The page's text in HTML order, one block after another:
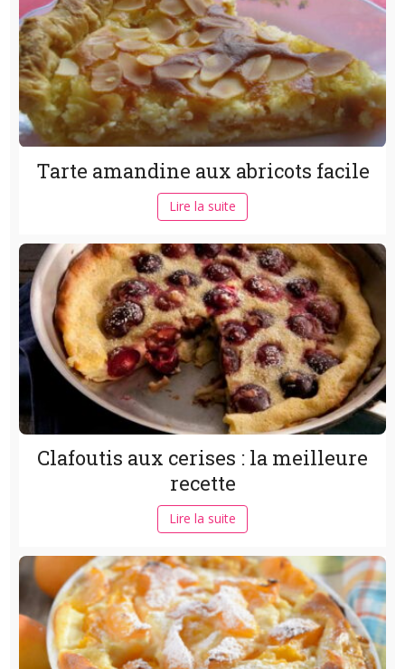
Tarte amandine aux abricots facile
Lire la suite
Clafoutis aux cerises : la meilleure
recette
Lire la suite